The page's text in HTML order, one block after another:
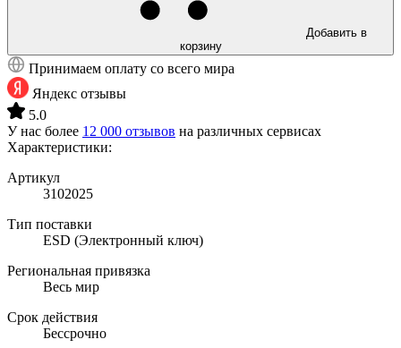
Добавить в
корзину
Принимаем оплату со всего мира
Яндекс отзывы
5.0
У нас более 12 000 отзывов на различных сервисах
Характеристики:
Артикул
3102025
Тип поставки
ESD (Электронный ключ)
Региональная привязка
Весь мир
Срок действия
Бессрочно